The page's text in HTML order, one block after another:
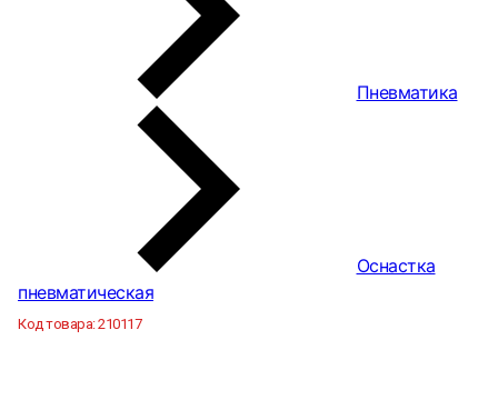
Пневматика
Оснастка
пневматическая
Код товара:210117